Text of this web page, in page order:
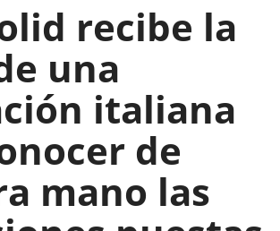
recibe la
una
italiana
de
mano las